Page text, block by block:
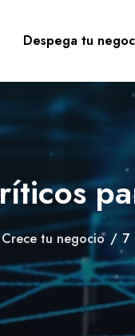
Despega tu
Crece tu negocio / 7